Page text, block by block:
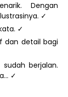
Dengan
✓
✓
dan detail bagi
berjalan.
✓